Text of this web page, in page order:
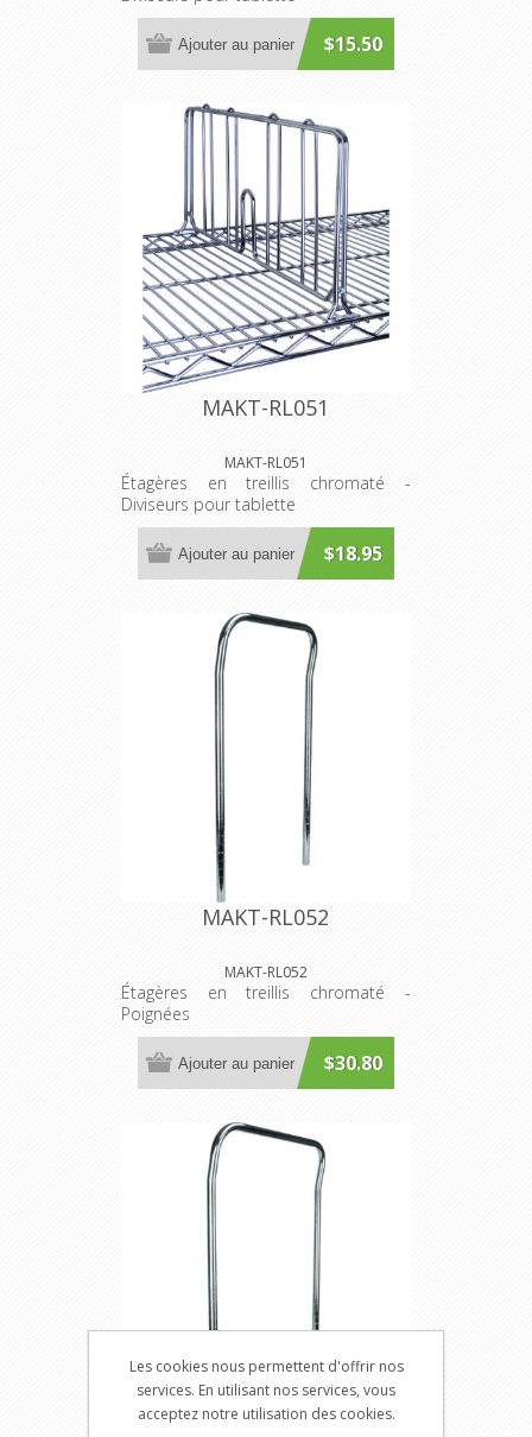
$15.50
Ajouter au panier
MAKT-RL051
MAKT-RL051
Étagères en treillis chromaté -
Diviseurs pour tablette
$18.95
Ajouter au panier
MAKT-RL052
MAKT-RL052
Étagères en treillis chromaté -
Poignées
$30.80
Ajouter au panier
MAKT-RL053
Les cookies nous permettent d'offrir nos
services. En utilisant nos services, vous
acceptez notre utilisation des cookies.